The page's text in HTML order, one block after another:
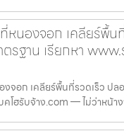
หนองจอก เคลียร์พื้น
รฐาน เรียกหา
จอก เคลียร์พื้นที่รวดเร็ว ปล
คโฮรับจ้าง.com — ไม่ว่าหน้า